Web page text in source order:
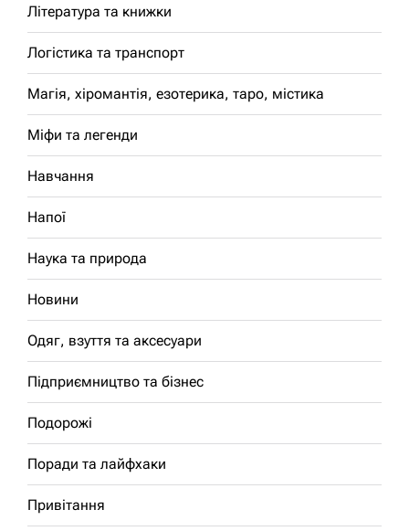
Література та книжки
Логістика та транспорт
Магія, хіромантія, езотерика, таро, містика
Міфи та легенди
Навчання
Напої
Наука та природа
Новини
Одяг, взуття та аксесуари
Підприємництво та бізнес
Подорожі
Поради та лайфхаки
Привітання